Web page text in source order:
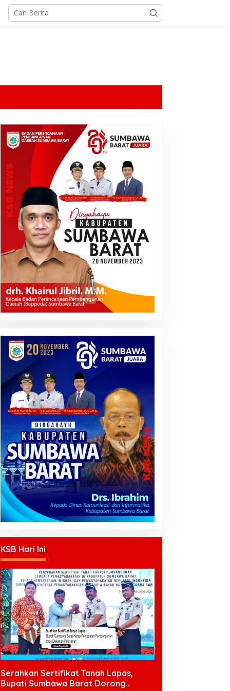
KSB Hari Ini
Serahkan Sertifikat Tanah Lapas,
Bupati Sumbawa Barat Dorong